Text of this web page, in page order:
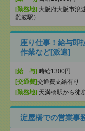
[勤務地] 大阪府大阪市浪
難波駅）
座り仕事！給与即
作業など[派遣]
[給 与] 時給1300円
[交通費]交通費支給有り
[勤務地] 天満橋駅から徒
淀屋橋での営業事